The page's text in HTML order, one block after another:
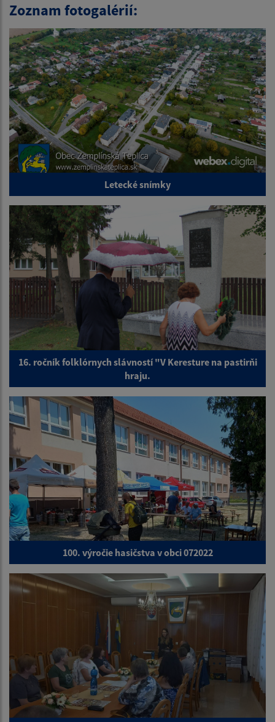
Zoznam fotogalérií:
Letecké snímky
16. ročník folklórnych slávností "V Keresture na pastirňi
hraju.
100. výročie hasičstva v obci 072022